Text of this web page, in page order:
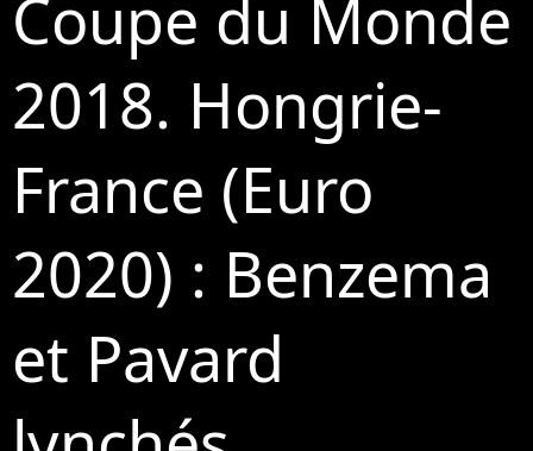
Coupe du Monde
2018. Hongrie-
France (Euro
2020) : Benzema
et Pavard